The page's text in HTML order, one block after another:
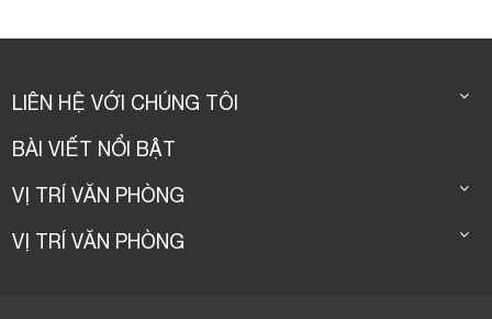
LIÊN HỆ VỚI CHÚNG TÔI
BÀI VIẾT NỔI BẬT
VỊ TRÍ VĂN PHÒNG
VỊ TRÍ VĂN PHÒNG